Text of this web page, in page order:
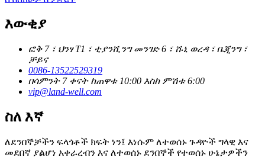
እውቂያ
ፎቅ 7 ፣ ህንፃ T1 ፣ ቲያንሺንግ መንገድ 6 ፣ ሹኒ ወረዳ ፣ ቤጂንግ ፣
ቻይና
0086-13522529319
በሳምንት 7 ቀናት ከጠዋቱ 10:00 እስከ ምሽቱ 6:00
vip@land-well.com
ስለ እኛ
ለደንበኞቻችን ፍላጎቶች ክፍት ነን፤ እነሱም ለተወሰኑ ጉዳዮች ግላዊ እና
መደበኛ ያልሆነ አቀራረብን እና ለተወሰኑ ደንበኞች የተወሰኑ ሁኔታዎችን